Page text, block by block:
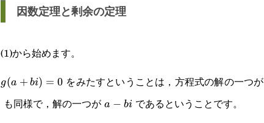
因数定理と剰余の定理
(1)から始めます。
g(a+bi)=0
g(a + bi) = 0 をみたすということは，方程式の解の一つが
も同様で，解の一つが a-
a − biであるということです。